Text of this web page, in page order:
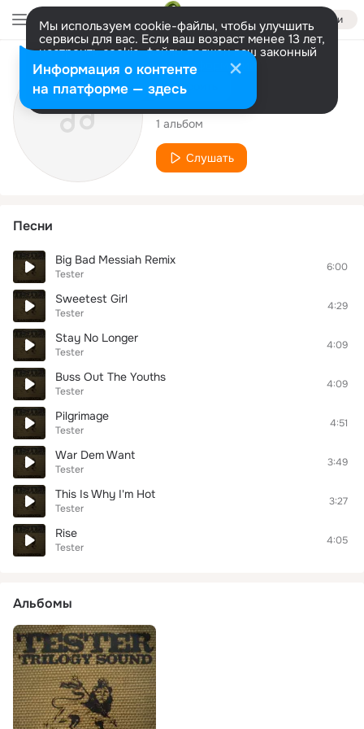
Войти
Мы используем cookie-файлы, чтобы улучшить
сервисы для вас. Если ваш возраст менее 13 лет,
настроить cookie-файлы должен ваш законный
представитель. Больше информации
Разрешить все Настроить
Исполнитель
Tester
1 альбом
Слушать
Песни
Big Bad Messiah Remix
Tester
6:00
Sweetest Girl
Tester
4:29
Stay No Longer
Tester
4:09
Buss Out The Youths
Tester
4:09
Pilgrimage
Tester
4:51
War Dem Want
Tester
3:49
This Is Why I'm Hot
Tester
3:27
Rise
Tester
4:05
Альбомы
Информация о контенте
на платформе — здесь